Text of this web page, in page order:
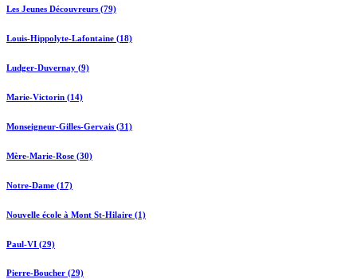
Les Jeunes Découvreurs (79)
Louis-Hippolyte-Lafontaine (18)
Ludger-Duvernay (9)
Marie-Victorin (14)
Monseigneur-Gilles-Gervais (31)
Mère-Marie-Rose (30)
Notre-Dame (17)
Nouvelle école à Mont St-Hilaire (1)
Paul-VI (29)
Pierre-Boucher (29)